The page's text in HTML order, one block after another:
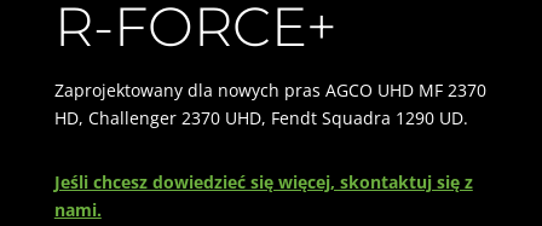
R-FORCE+
Zaprojektowany dla nowych pras AGCO UHD MF 2370
HD, Challenger 2370 UHD, Fendt Squadra 1290 UD.
Jeśli chcesz dowiedzieć się więcej, skontaktuj się z
nami.